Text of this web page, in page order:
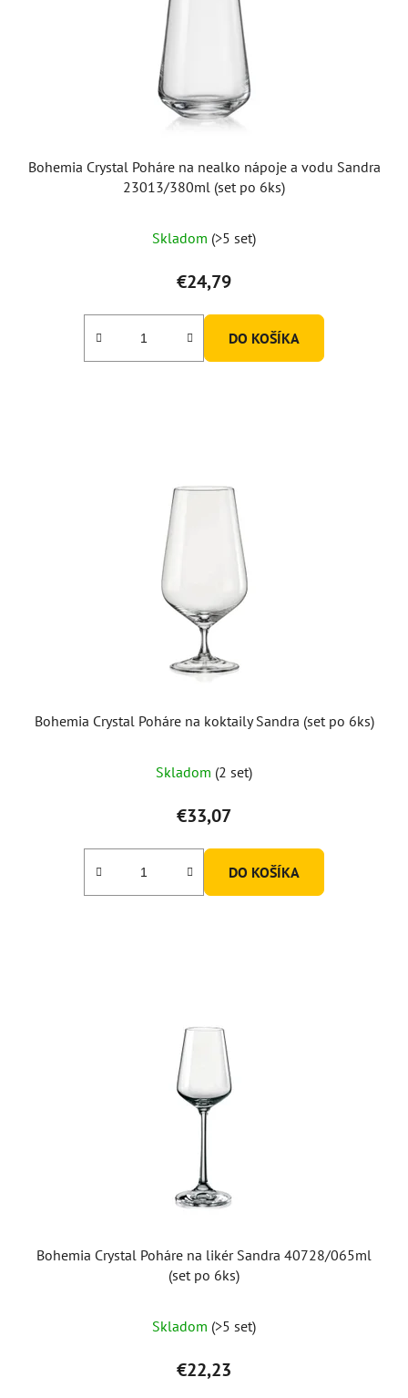
Bohemia Crystal Poháre na nealko nápoje a vodu Sandra
23013/380ml (set po 6ks)
Skladom (>5 set)
€24,79
DO KOŠÍKA
Bohemia Crystal Poháre na koktaily Sandra (set po 6ks)
Skladom (2 set)
€33,07
DO KOŠÍKA
Bohemia Crystal Poháre na likér Sandra 40728/065ml
(set po 6ks)
Skladom (>5 set)
€22,23